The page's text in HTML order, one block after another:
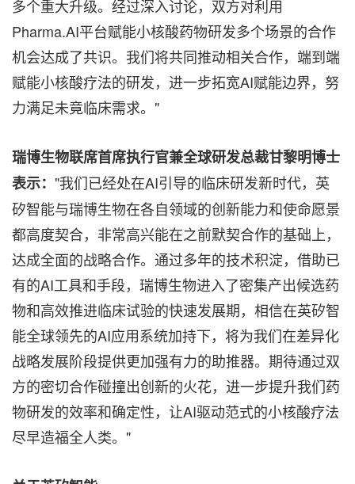
多个重大升级。经过深入讨论，双方对利用
Pharma.AI平台赋能小核酸药物研发多个场景的合作
机会达成了共识。我们将共同推动相关合作，端到端
赋能小核酸疗法的研发，进一步拓宽AI赋能边界，努
力满足未竟临床需求。"
瑞博生物联席首席执行官兼全球研发总裁甘黎明博士
表示： "我们已经处在AI引导的临床研发新时代，英
矽智能与瑞博生物在各自领域的创新能力和使命愿景
都高度契合，非常高兴能在之前默契合作的基础上，
达成全面的战略合作。通过多年的技术积淀，借助已
有的AI工具和手段，瑞博生物进入了密集产出候选药
物和高效推进临床试验的快速发展期，相信在英矽智
能全球领先的AI应用系统加持下，将为我们在差异化
战略发展阶段提供更加强有力的助推器。期待通过双
方的密切合作碰撞出创新的火花，进一步提升我们药
物研发的效率和确定性，让AI驱动范式的小核酸疗法
尽早造福全人类。"